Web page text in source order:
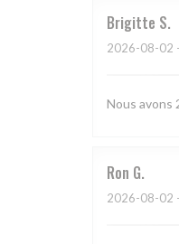
Brigitte S
2026-08-02
Nous avons
Ron G
2026-08-02